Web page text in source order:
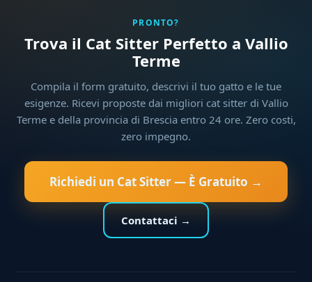
PRONTO?
Trova il Cat Sitter Perfetto a Vallio
Terme
Compila il form gratuito, descrivi il tuo gatto e le tue
esigenze. Ricevi proposte dai migliori cat sitter di Vallio
Terme e della provincia di Brescia entro 24 ore. Zero costi,
zero impegno.
Richiedi un Cat Sitter — È Gratuito →
Contattaci →